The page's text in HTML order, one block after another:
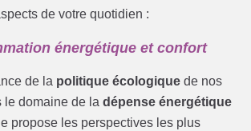
de votre quotidien :
énergétique et confort
de la politique écologique de nos
le domaine de ladépense énergétique
propose les perspectives les plus